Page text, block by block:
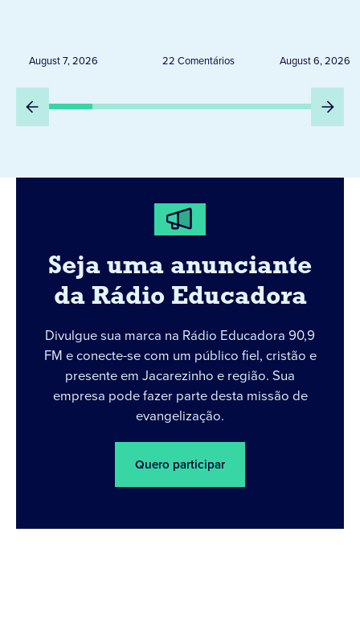
August 7, 2026 22 Comentários
Peru
August 6, 2026
Seja uma anunciante
da Rádio Educadora
Divulgue sua marca na Rádio Educadora 90,9
FM e conecte-se com um público fiel, cristão e
presente em Jacarezinho e região. Sua
empresa pode fazer parte desta missão de
evangelização.
Quero participar